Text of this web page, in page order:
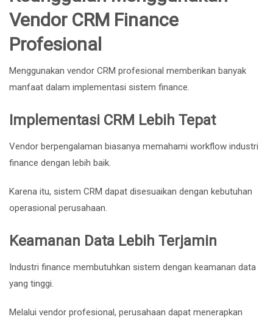
Vendor CRM Finance
Profesional
Menggunakan vendor CRM profesional memberikan banyak
manfaat dalam implementasi sistem finance.
Implementasi CRM Lebih Tepat
Vendor berpengalaman biasanya memahami workflow industri
finance dengan lebih baik.
Karena itu, sistem CRM dapat disesuaikan dengan kebutuhan
operasional perusahaan.
Keamanan Data Lebih Terjamin
Industri finance membutuhkan sistem dengan keamanan data
yang tinggi.
Melalui vendor profesional, perusahaan dapat menerapkan